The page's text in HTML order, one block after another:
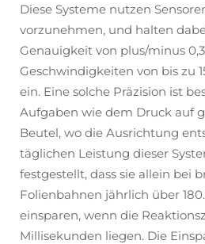
Diese Systeme nutzen
vorzunehmen, und halten
Genauigkeit von plus/minus
Geschwindigkeiten von bis zu
ein. Eine solche Präzision ist
Aufgaben wie dem Druck auf
Beutel, wo die Ausrichtung
täglichen Leistung dieser
festgestellt, dass sie allein bei
Folienbahnen jährlich über
einsparen, wenn die
Millisekunden liegen. Die